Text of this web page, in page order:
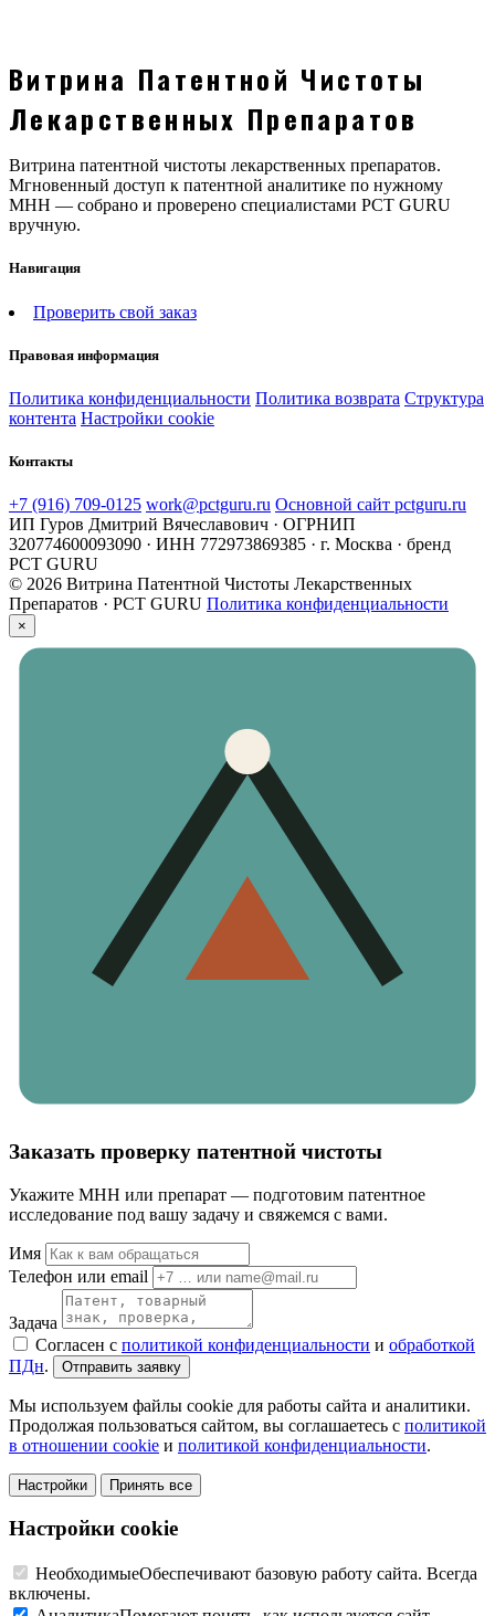
Витрина Патентной Чистоты
Лекарственных Препаратов
Витрина патентной чистоты лекарственных препаратов.
Мгновенный доступ к патентной аналитике по нужному
МНН — собрано и проверено специалистами PCT GURU
вручную.
Навигация
Проверить свой заказ
Правовая информация
Политика конфиденциальности Политика возврата Структура
контента Настройки cookie
Контакты
+7 (916) 709-0125 work@pctguru.ru Основной сайт pctguru.ru
ИП Гуров Дмитрий Вячеславович · ОГРНИП
320774600093090 · ИНН 772973869385 · г. Москва · бренд
PCT GURU
© 2026 Витрина Патентной Чистоты Лекарственных
Препаратов · PCT GURU Политика конфиденциальности
×
Заказать проверку патентной чистоты
Укажите МНН или препарат — подготовим патентное
исследование под вашу задачу и свяжемся с вами.
Имя
Телефон или email
Задача
Согласен с политикой конфиденциальности и обработкой
ПДн. Отправить заявку
Мы используем файлы cookie для работы сайта и аналитики.
Продолжая пользоваться сайтом, вы соглашаетесь с политикой
в отношении cookie и политикой конфиденциальности.
Настройки Принять все
Настройки cookie
НеобходимыеОбеспечивают базовую работу сайта. Всегда
включены.